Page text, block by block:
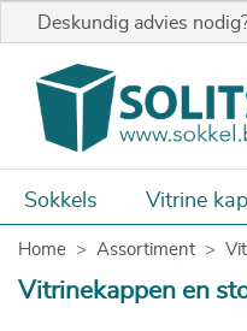
Deskundig advies
Sokkels Vitrine
Home Assortiment
Vitrinekappen en